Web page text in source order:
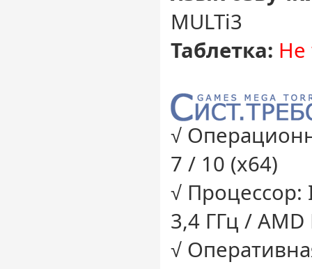
MULTi3
Таблетка: Не
√
7 / 10 (x64)
√ Процессор:
3,4 ГГц / AMD
√